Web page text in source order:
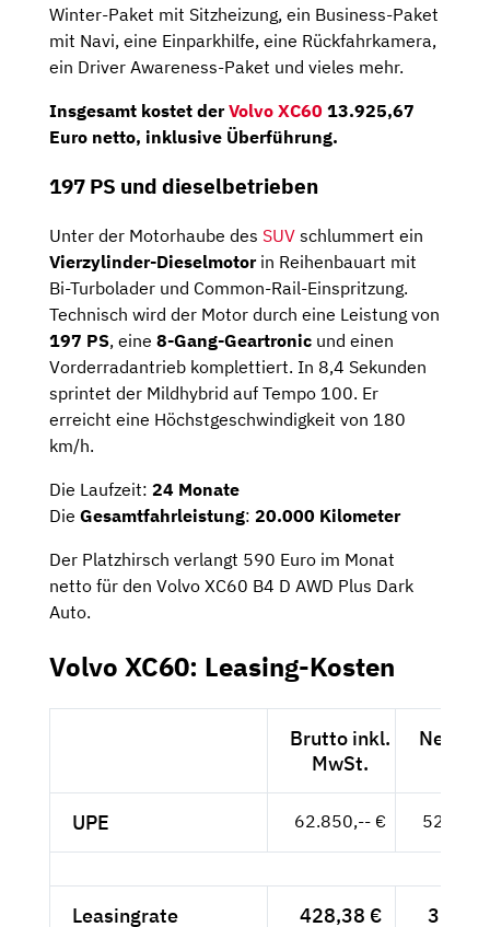
Winter-Paket mit Sitzheizung, ein Business-Paket
mit Navi, eine Einparkhilfe, eine Rückfahrkamera,
ein Driver Awareness-Paket und vieles mehr.
Insgesamt kostet derVolvo XC60 13.925,67
Euro netto, inklusive Überführung.
197 PS und dieselbetrieben
Unter der Motorhaube des SUV schlummert ein
Vierzylinder-Dieselmotorin Reihenbauart mit
Bi-Turbolader und Common-Rail-Einspritzung.
Technisch wird der Motor durch eine Leistung von
197 PS, eine 8-Gang-Geartronic und einen
Vorderradantrieb komplettiert. In 8,4 Sekunden
sprintet der Mildhybrid auf Tempo 100. Er
erreicht eine Höchstgeschwindigkeit von 180
km/h.
Die Laufzeit: 24 Monate
Die Gesamtfahrleistung: 20.000 Kilometer
Der Platzhirsch verlangt 590 Euro im Monat
netto für den Volvo XC60 B4 D AWD Plus Dark
Auto.
Volvo XC60: Leasing-Kosten
Brutto inkl.
MwSt.
Netto
UPE 62.850,-- €
Leasingrate 428,38 €